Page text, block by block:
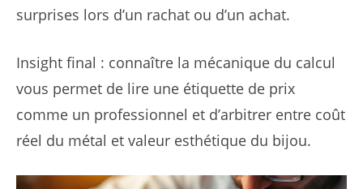
surprises lors d’un rachat ou d’un achat.
Insight final : connaître la mécanique du calcul
vous permet de lire une étiquette de prix
comme un professionnel et d’arbitrer entre coût
réel du métal et valeur esthétique du bijou.